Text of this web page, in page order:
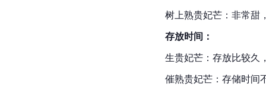
树上熟贵妃芒：非常甜
存放时间：
生贵妃芒：存放比较久
催熟贵妃芒：存储时间